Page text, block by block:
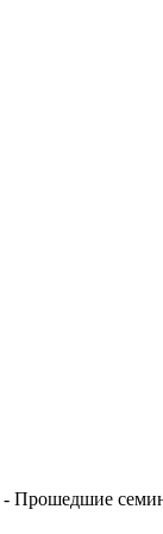
- Прошедшие